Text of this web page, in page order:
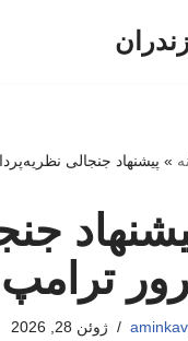
» پیشنهاد جنجالی
aminkav ژوئن 28, 2026